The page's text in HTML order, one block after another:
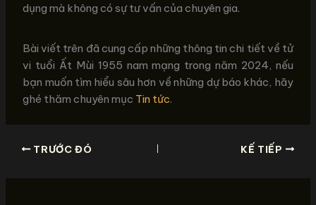
dụng mà không có sự tư vấn của chuyên gia.
Bài viết trên đã cung cấp những thông tin chi tiết về tử
vi tuổi Ất Mùi 1955 nam mạng trong năm 2024, nếu
bạn muốn tìm hiểu sâu hơn về những dự báo khác, hãy
ghé thăm chuyên mục Tin tức.
TRƯỚC ĐÓ KẾ TIẾP